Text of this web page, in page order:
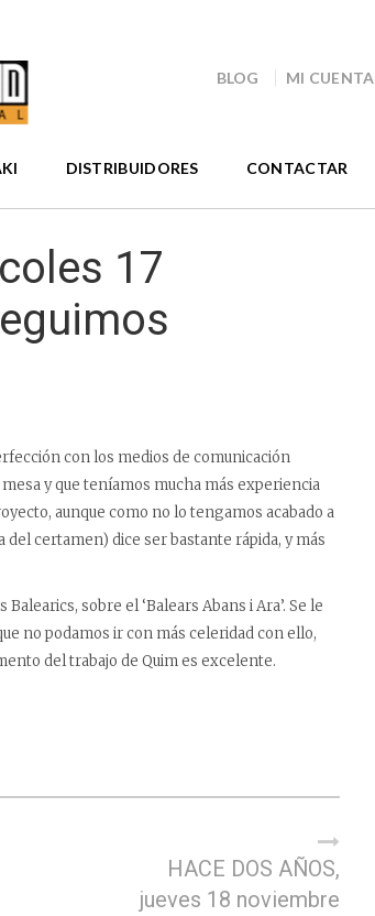
BLOG MI CUENTA
DISTRIBUIDORES CONTACTAR
17
con los medios de comunicación
y que teníamos mucha más experiencia
aunque como no lo tengamos acabado a
certamen) dice ser bastante rápida, y más
sobre el ‘Balears Abans i Ara’. Se le
no podamos ir con más celeridad con ello,
del trabajo de Quim es excelente.
HACE DOS AÑOS,
jueves 18 noviembre